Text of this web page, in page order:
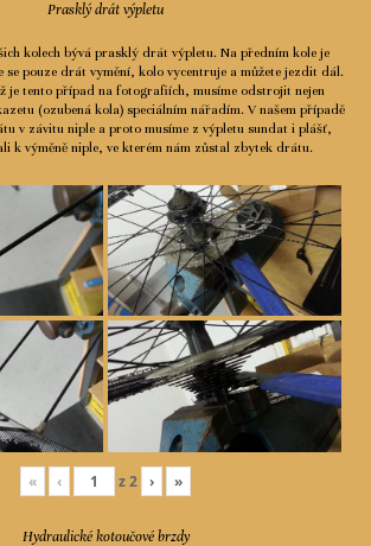
Prasklý drát výpletu
kolech bývá prasklý drát výpletu. Na předním kole je
se pouze drát vymění, kolo vycentruje a můžete jezdit dál.
je tento případ na fotografiích, musíme odstrojit nejen
(ozubená kola) speciálním nářadím. V našem případě
v závitu niple a proto musíme z výpletu sundat i plášť,
k výměně niple, ve kterém nám zůstal zbytek drátu.
« ‹ z2 › »
Hydraulické kotoučové brzdy